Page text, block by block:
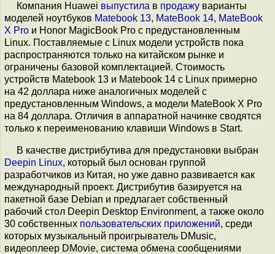
Компания Huawei выпустила в продажу варианты
моделей ноутбуков Matebook 13, MateBook 14, MateBook
X Pro и Honor MagicBook Pro с предустановленным
Linux. Поставляемые с Linux модели устройств пока
распространяются только на китайском рынке и
ограничены базовой комплектацией. Стоимость
устройств Matebook 13 и Matebook 14 с Linux примерно
на 42 доллара ниже аналогичных моделей с
предустановленным Windows, а модели MateBook X Pro
на 84 доллара. Отличия в аппаратной начинке сводятся
только к переименованию клавиши Windows в Start.
В качестве дистрибутива для предустановки выбран
Deepin Linux, который был основан группой
разработчиков из Китая, но уже давно развивается как
международный проект. Дистрибутив базируется на
пакетной базе Debian и предлагает собственный
рабочий стол Deepin Desktop Environment, а также около
30 собственных пользовательских приложений, среди
которых музыкальный проигрыватель DMusic,
видеоплеер DMovie, система обмена сообщениями